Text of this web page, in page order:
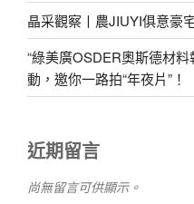
晶采觀察丨農JIUYI俱意豪
“綠美廣OSDER奧斯德材
動，邀你一路拍“年夜片”！
近期留言
尚無留言可供顯示。